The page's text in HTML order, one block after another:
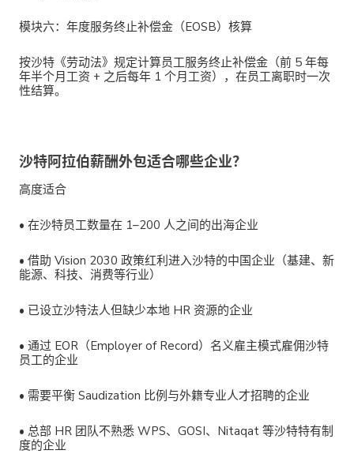
模块六：年度服务终止补偿金（EOSB）核算
按沙特《劳动法》规定计算员工服务终止补偿金（前 5 年每
年半个月工资 + 之后每年 1 个月工资），在员工离职时一次
性结算。
沙特阿拉伯薪酬外包适合哪些企业？
高度适合
• 在沙特员工数量在 1–200 人之间的出海企业
• 借助 Vision 2030 政策红利进入沙特的中国企业（基建、新
能源、科技、消费等行业）
• 已设立沙特法人但缺少本地 HR 资源的企业
• 通过 EOR（Employer of Record）名义雇主模式雇佣沙特
员工的企业
• 需要平衡 Saudization 比例与外籍专业人才招聘的企业
• 总部 HR 团队不熟悉 WPS、GOSI、Nitaqat 等沙特特有制
度的企业